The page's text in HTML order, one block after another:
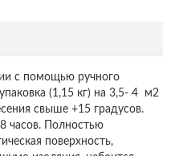
с помощью ручного
(1,15 кг) на 3,5- 4 м2
свыше +15 градусов.
часов. Полностью
поверхность,